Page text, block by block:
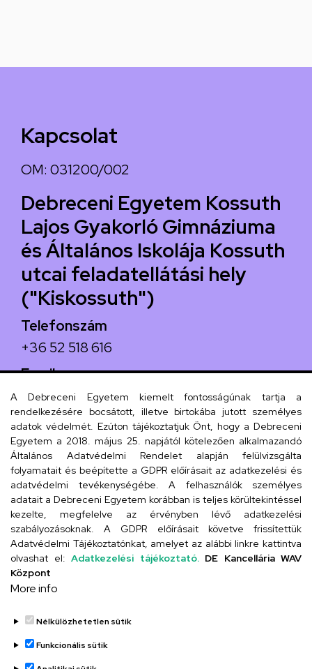
Kapcsolat
OM: 031200/002
Debreceni Egyetem Kossuth
Lajos Gyakorló Gimnáziuma
és Általános Iskolája Kossuth
utcai feladatellátási hely
("Kiskossuth")
Telefonszám
+36 52 518 616
Email
iskola@kossuth-alt.unideb.hu
Cím
4024 Debrecen, Kossuth utca 33.
Szervezeti telefonkönyv
UD telefonkönyv
A Debreceni Egyetem kiemelt fontosságúnak tartja a
rendelkezésére bocsátott, illetve birtokába jutott személyes
adatok védelmét. Ezúton tájékoztatjuk Önt, hogy a Debreceni
Egyetem a 2018. május 25. napjától kötelezően alkalmazandó
Általános Adatvédelmi Rendelet alapján felülvizsgálta
folyamatait és beépítette a GDPR előírásait az adatkezelési és
adatvédelmi tevékenységébe. A felhasználók személyes
adatait a Debreceni Egyetem korábban is teljes körültekintéssel
kezelte, megfelelve az érvényben lévő adatkezelési
szabályozásoknak. A GDPR előírásait követve frissítettük
Adatvédelmi Tájékoztatónkat, amelyet az alábbi linkre kattintva
olvashat el: Adatkezelési tájékoztató. DE Kancellária WAV
Központ
More info
Nélkülözhetetlen sütik
Funkcionális sütik